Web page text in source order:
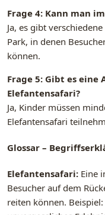
Frage 4: Kann man
Ja, es gibt
Park, in denen
können.
Frage 5: Gibt es
Elefantensafari?
Ja, Kinder müssen
Elefantensafari
Glossar –
Elefantensafari: Eine
Besucher auf dem
reiten können.